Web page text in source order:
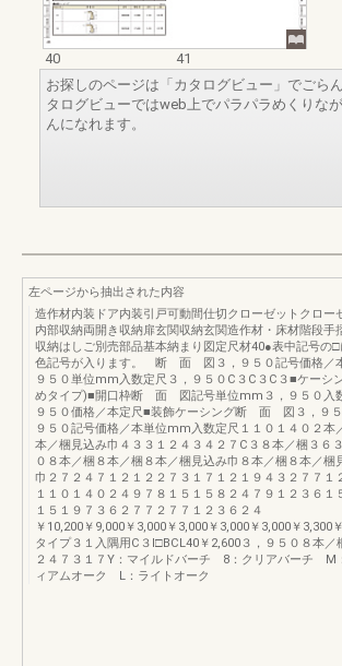
40
41
お探しのページは「カタログビュー」でごら
タログビューではweb上でパラパラめくりな
んになれます。
左ページから抽出された内容
造作材内装ドア内装引戸可動間仕切クローゼットクロー
内部収納両開き収納扉玄関収納玄関造作材・床材階段手
収納はしご別売部品基本納まり図定尺材40●表中記号の□
色記号が入ります。 断 面 図３，９５０記号価格／
９５０単位mm入数定尺３，９５０C３C３C３■ケーシ
めタイプ)■開口枠断 面 図記号単位mm３，９５０入
９５０価格／本定尺■装飾ケーシング断 面 図３，９５
９５０記号価格／本単位mm入数定尺１１０１４０２本
本／梱見込み巾４３３１２４３４２７C３８本／梱３６
０８本／梱８本／梱８本／梱見込み巾８本／梱８本／梱
巾２７２４７１２１２２７３１７１２１９４３２７７１
１１０１４０２４９７８１５１５８２４７９１２３６１
１５１９７３６２７７２７７１２３６２４
￥10,200￥9,000￥3,000￥3,000￥3,000￥3,000￥
タイプ３１入隅用C３I□BCL40￥2,600３，９５０８本／
２４７３１７Y：マイルドバーチ 8：クリアバーチ M
ィアムオーク L：ライトオーク